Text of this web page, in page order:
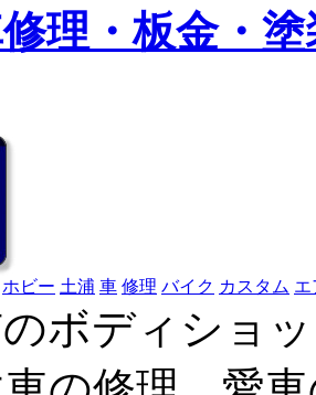
理・板金・
ホビー 土浦 車 修理 バイク カスタム エ
ボディショ